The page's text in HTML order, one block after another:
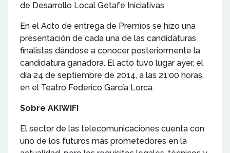
de Desarrollo Local Getafe Iniciativas
En el Acto de entrega de Premios se hizo una
presentación de cada una de las candidaturas
finalistas dándose a conocer posteriormente la
candidatura ganadora. El acto tuvo lugar ayer, el
día 24 de septiembre de 2014, a las 21:00 horas,
en el Teatro Federico García Lorca.
Sobre AKIWIFI
El sector de las telecomunicaciones cuenta con
uno de los futuros más prometedores en la